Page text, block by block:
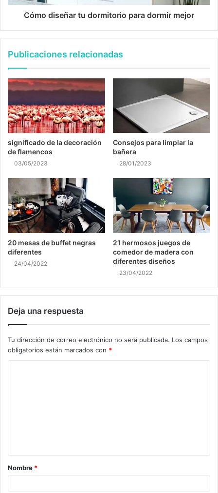
Cómo diseñar tu dormitorio para dormir mejor
Publicaciones relacionadas
significado de la decoración
de flamencos
03/05/2023
Consejos para limpiar la
bañera
28/01/2023
20 mesas de buffet negras
diferentes
24/04/2022
21 hermosos juegos de
comedor de madera con
diferentes diseños
23/04/2022
Deja una respuesta
Tu dirección de correo electrónico no será publicada. Los campos
obligatorios están marcados con *
a
r
Nombre *